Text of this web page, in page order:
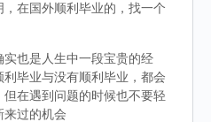
在国外顺利毕业的，找一个
也是人生中一段宝贵的经
毕业与没有顺利毕业，都会
在遇到问题的时候也不要轻
来过的机会